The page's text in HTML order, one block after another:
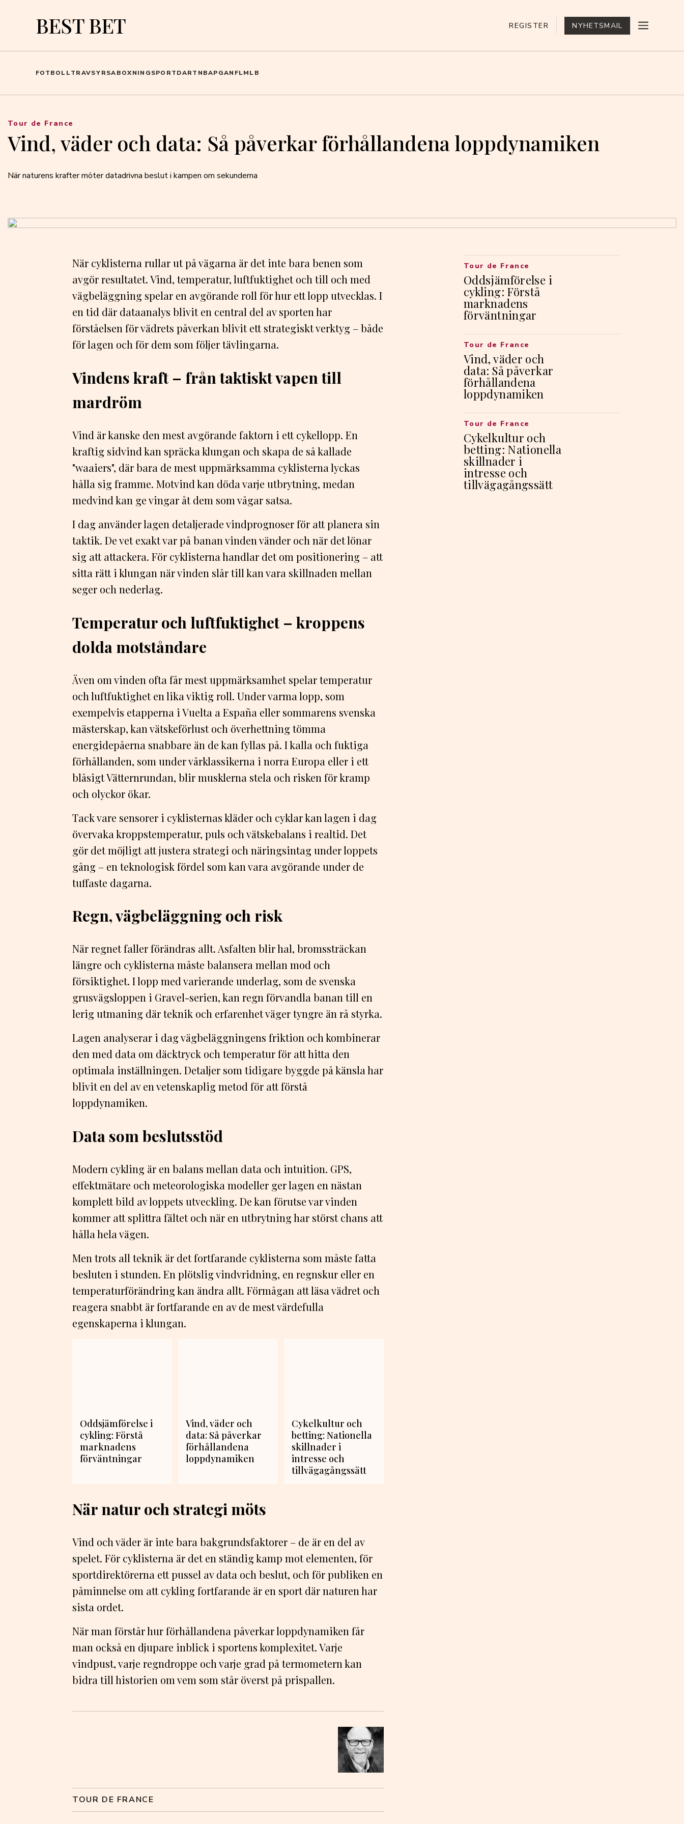
BEST BET REGISTER NYHETSMAIL
FOTBOLLTRAVSYRSABOXNINGSPORTDART NBAPGANFLMLB
Vind, väder och data: Så påverkar förhållandena loppdynamiken
När naturens krafter möter datadrivna beslut i kampen om sekunderna
Tour de France
När cyklisterna rullar ut på vägarna är det inte bara benen som
avgör resultatet. Vind, temperatur, luftfuktighet och till och med
vägbeläggning spelar en avgörande roll för hur ett lopp utvecklas. I
en tid där dataanalys blivit en central del av sporten har
förståelsen för vädrets påverkan blivit ett strategiskt verktyg – både
för lagen och för dem som följer tävlingarna.
Vindens kraft – från taktiskt vapen till
mardröm
Vind är kanske den mest avgörande faktorn i ett cykellopp. En
kraftig sidvind kan spräcka klungan och skapa de så kallade
"waaiers", där bara de mest uppmärksamma cyklisterna lyckas
hålla sig framme. Motvind kan döda varje utbrytning, medan
medvind kan ge vingar åt dem som vågar satsa.
I dag använder lagen detaljerade vindprognoser för att planera sin
taktik. De vet exakt var på banan vinden vänder och när det lönar
sig att attackera. För cyklisterna handlar det om positionering – att
sitta rätt i klungan när vinden slår till kan vara skillnaden mellan
seger och nederlag.
Temperatur och luftfuktighet – kroppens
dolda motståndare
Även om vinden ofta får mest uppmärksamhet spelar temperatur
och luftfuktighet en lika viktig roll. Under varma lopp, som
exempelvis etapperna i Vuelta a España eller sommarens svenska
mästerskap, kan vätskeförlust och överhettning tömma
energidepåerna snabbare än de kan fyllas på. I kalla och fuktiga
förhållanden, som under vårklassikerna i norra Europa eller i ett
blåsigt Vätternrundan, blir musklerna stela och risken för kramp
och olyckor ökar.
Tack vare sensorer i cyklisternas kläder och cyklar kan lagen i dag
övervaka kroppstemperatur, puls och vätskebalans i realtid. Det
gör det möjligt att justera strategi och näringsintag under loppets
gång – en teknologisk fördel som kan vara avgörande under de
tuffaste dagarna.
Regn, vägbeläggning och risk
När regnet faller förändras allt. Asfalten blir hal, bromssträckan
längre och cyklisterna måste balansera mellan mod och
försiktighet. I lopp med varierande underlag, som de svenska
grusvägsloppen i Gravel-serien, kan regn förvandla banan till en
lerig utmaning där teknik och erfarenhet väger tyngre än rå styrka.
Lagen analyserar i dag vägbeläggningens friktion och kombinerar
den med data om däcktryck och temperatur för att hitta den
optimala inställningen. Detaljer som tidigare byggde på känsla har
blivit en del av en vetenskaplig metod för att förstå
loppdynamiken.
Data som beslutsstöd
Modern cykling är en balans mellan data och intuition. GPS,
effektmätare och meteorologiska modeller ger lagen en nästan
komplett bild av loppets utveckling. De kan förutse var vinden
kommer att splittra fältet och när en utbrytning har störst chans att
hålla hela vägen.
Men trots all teknik är det fortfarande cyklisterna som måste fatta
besluten i stunden. En plötslig vindvridning, en regnskur eller en
temperaturförändring kan ändra allt. Förmågan att läsa vädret och
reagera snabbt är fortfarande en av de mest värdefulla
egenskaperna i klungan.
Oddsjämförelse i
cykling: Förstå
marknadens
förväntningar
Vind, väder och
data: Så påverkar
förhållandena
loppdynamiken
Cykelkultur och
betting: Nationella
skillnader i
intresse och
tillvägagångssätt
När natur och strategi möts
Vind och väder är inte bara bakgrundsfaktorer – de är en del av
spelet. För cyklisterna är det en ständig kamp mot elementen, för
sportdirektörerna ett pussel av data och beslut, och för publiken en
påminnelse om att cykling fortfarande är en sport där naturen har
sista ordet.
När man förstår hur förhållandena påverkar loppdynamiken får
man också en djupare inblick i sportens komplexitet. Varje
vindpust, varje regndroppe och varje grad på termometern kan
bidra till historien om vem som står överst på prispallen.
TOUR DE FRANCE
Oddsjämförelse i
cykling: Förstå
marknadens
förväntningar
Tour de France
Vind, väder och
data: Så påverkar
förhållandena
loppdynamiken
Tour de France
Cykelkultur och
betting: Nationella
skillnader i
intresse och
tillvägagångssätt
Tour de France